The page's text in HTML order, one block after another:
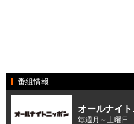
番組情報
オールナイ
毎週月～土曜